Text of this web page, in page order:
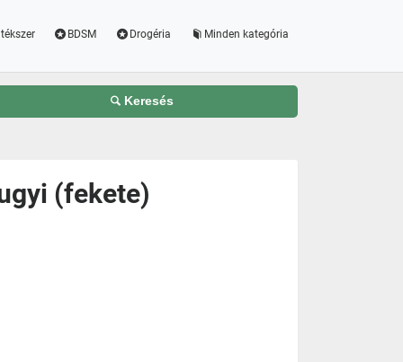
BDSM Drogéria Minden kategória
Keresés
(fekete)